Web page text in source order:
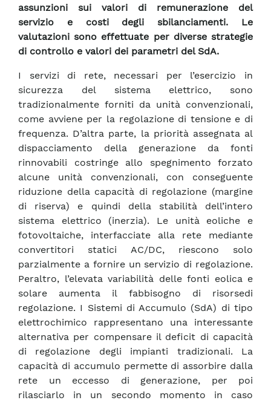
assunzioni sui valori di remunerazione del
servizio e costi degli sbilanciamenti. Le
valutazioni sono effettuate per diverse strategie
di controllo e valori dei parametri del SdA.
I servizi di rete, necessari per l’esercizio in
sicurezza del sistema elettrico, sono
tradizionalmente forniti da unità convenzionali,
come avviene per la regolazione di tensione e di
frequenza. D’altra parte, la priorità assegnata al
dispacciamento della generazione da fonti
rinnovabili costringe allo spegnimento forzato
alcune unità convenzionali, con conseguente
riduzione della capacità di regolazione (margine
di riserva) e quindi della stabilità dell’intero
sistema elettrico (inerzia). Le unità eoliche e
fotovoltaiche, interfacciate alla rete mediante
convertitori statici AC/DC, riescono solo
parzialmente a fornire un servizio di regolazione.
Peraltro, l’elevata variabilità delle fonti eolica e
solare aumenta il fabbisogno di risorsedi
regolazione. I Sistemi di Accumulo (SdA) di tipo
elettrochimico rappresentano una interessante
alternativa per compensare il deficit di capacità
di regolazione degli impianti tradizionali. La
capacità di accumulo permette di assorbire dalla
rete un eccesso di generazione, per poi
rilasciarlo in un secondo momento in caso